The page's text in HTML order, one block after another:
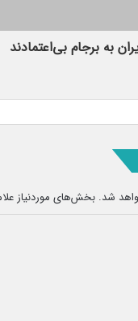
به برجام بی‌اعتمادند
شد. بخش‌های موردنیاز